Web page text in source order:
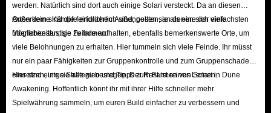
Geben Sie die erforderlichen Benutzerinformationen ein, einschließlich
Name, E-Mail-Adresse und Telefonnummer.
Wählen Sie anschließend Ihre Spielkontodaten aus und geben Sie diese
ein, um eine reibungslose Lieferung zu gewährleisten.
Wählen Sie Ihre verfügbare Zahlungsmethode und Ihren Coupon und
klicken Sie auf „Jetzt bezahlen“.
Hinweis zum sicheren Handel mit Dune Awakening-Artikeln:
werden. Natürlich sind dort auch einige Solari versteckt. Da an diesen
Orten keine Kämpfe erforderlich sind, gelten sie als eine der einfachsten
Möglichkeiten, sie zu farmen.
Außerdem sind die feindlichen Außenposten, an denen sich viele
überlebenslustige Feinde aufhalten, ebenfalls bemerkenswerte Orte, um
viele Belohnungen zu erhalten. Hier tummeln sich viele Feinde. Ihr müsst
nur ein paar Fähigkeiten zur Gruppenkontrolle und zum Gruppenschaden
einsetzen, um sie alle zu besiegen. Der Rest ist reines Lernen.
Hier sind einige Strategien und Tipps zum Farmen von Solari in Dune
Awakening. Hoffentlich könnt ihr mit ihrer Hilfe schneller mehr
Spielwährung sammeln, um euren Build einfacher zu verbessern und